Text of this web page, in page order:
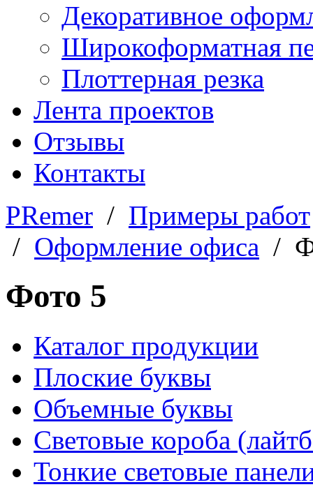
Декоративное
Широкоформатная
Плоттерная резка
Лента проектов
Отзывы
Контакты
PRemer / Примеры работ
/ Оформление офиса /
Фото 5
Каталог продукции
Плоские буквы
Объемные буквы
Световые короба
Тонкие световые